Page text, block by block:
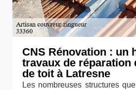
CNS Rénovation : un
travaux de réparation
de toit à Latresne
Les nombreuses structures